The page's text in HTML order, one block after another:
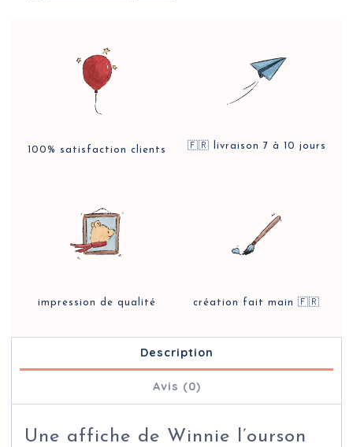
100% satisfaction clients 🇫🇷 livraison 7 à 10 jours
impression de qualité création fait main 🇫🇷
Description
Avis (0)
Une affiche de Winnie l’ourson